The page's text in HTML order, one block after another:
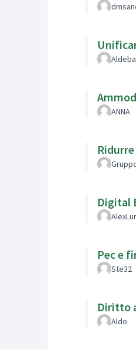
ANNA
Digital
Pec e
Ste32
Diritto
Aldo